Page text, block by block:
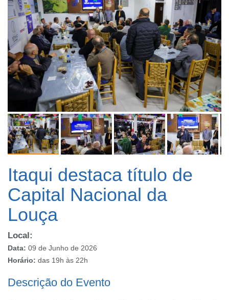
Itaqui destaca título de
Capital Nacional da
Louça
Local:
Data: 09 de Junho de 2026
Horário: das 19h às 22h
Descrição do Evento